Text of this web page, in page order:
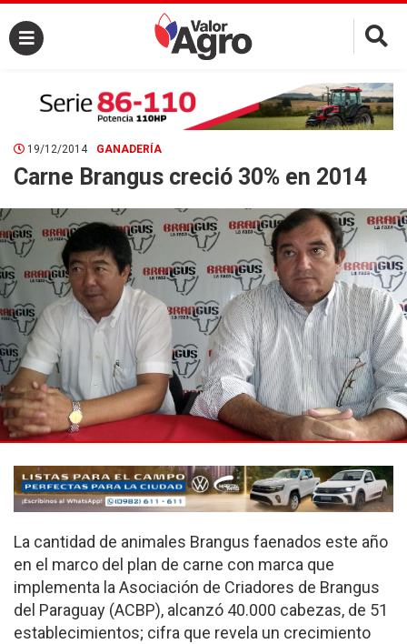
×
19/12/2014 GANADERÍA
Carne Brangus creció 30% en 2014
La cantidad de animales Brangus faenados este año
en el marco del plan de carne con marca que
implementa la Asociación de Criadores de Brangus
del Paraguay (ACBP), alcanzó 40.000 cabezas, de 51
establecimientos; cifra que revela un crecimiento